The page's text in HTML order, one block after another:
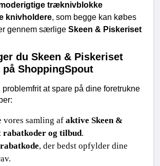
træknivblokke
knivholdere, som begge kan købes
gennem særlige Skeen & Piskeriset
du Skeen & Piskeriset
på ShoppingSpout
problemfrit at spare på dine foretrukne
vores samling af aktive Skeen &
rabatkoder og tilbud.
rabatkode, der bedst opfylder dine